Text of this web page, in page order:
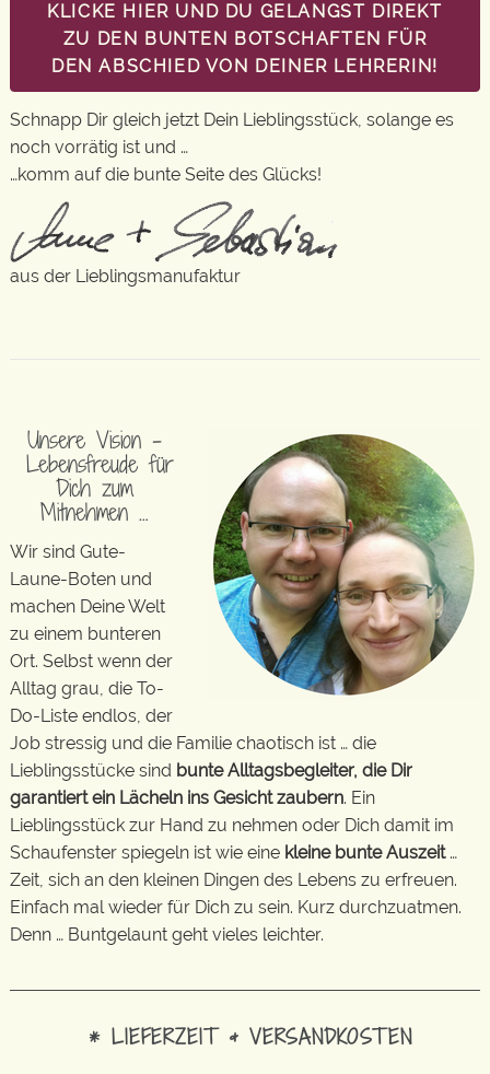
KLICKE HIER UND DU GELANGST DIREKT
ZU DEN BUNTEN BOTSCHAFTEN FÜR
DEN ABSCHIED VON DEINER LEHRERIN!
Schnapp Dir gleich jetzt Dein Lieblingsstück, solange es
noch vorrätig ist und …
…komm auf die bunte Seite des Glücks!
aus der Lieblingsmanufaktur
Unsere Vision –
Lebensfreude für
Dich zum
Mitnehmen …
Wir sind Gute-
Laune-Boten und
machen Deine Welt
zu einem bunteren
Ort. Selbst wenn der
Alltag grau, die To-
Do-Liste endlos, der
Job stressig und die Familie chaotisch ist … die
Lieblingsstücke sind bunte Alltagsbegleiter, die Dir
garantiert ein Lächeln ins Gesicht zaubern. Ein
Lieblingsstück zur Hand zu nehmen oder Dich damit im
Schaufenster spiegeln ist wie eine kleine bunte Auszeit…
Zeit, sich an den kleinen Dingen des Lebens zu erfreuen.
Einfach mal wieder für Dich zu sein. Kurz durchzuatmen.
Denn … Buntgelaunt geht vieles leichter.
* LIEFERZEIT & VERSANDKOSTEN